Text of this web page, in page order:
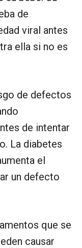
de
viral antes
ella si no es
de defectos
de intentar
La diabetes
el
un defecto
que se
causar